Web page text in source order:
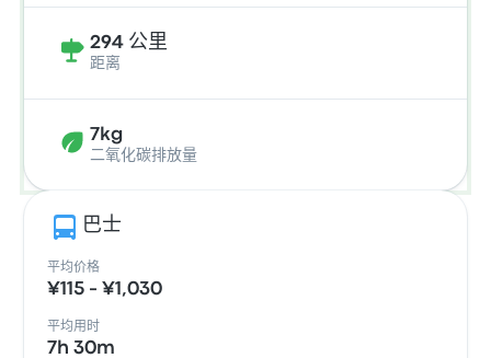
294 公里
距离
7kg
二氧化碳排放量
巴士
平均价格
¥115 - ¥1,030
平均用时
7h 30m